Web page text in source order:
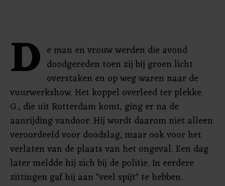
D e man en vrouw werden die avond
doodgereden toen zij bij groen licht
overstaken en op weg waren naar de
vuurwerkshow. Het koppel overleed ter plekke.
G., die uit Rotterdam komt, ging er na de
aanrijding vandoor. Hij wordt daarom niet alleen
veroordeeld voor doodslag, maar ook voor het
verlaten van de plaats van het ongeval. Een dag
later meldde hij zich bij de politie. In eerdere
zittingen gaf hij aan "veel spijt" te hebben.